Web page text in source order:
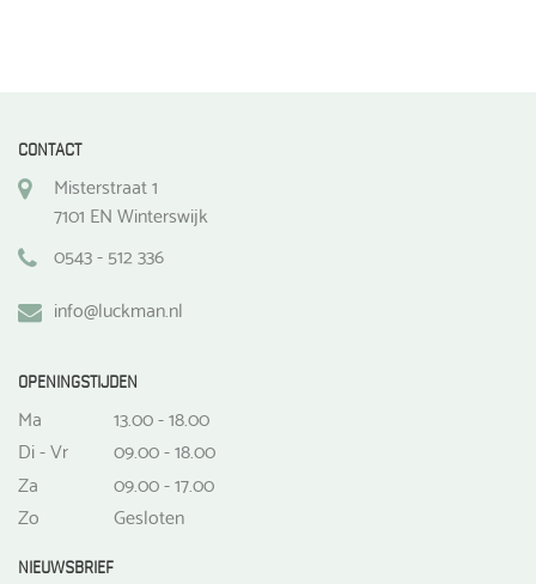
CONTACT
Misterstraat 1
7101 EN Winterswijk
0543 - 512 336
info@luckman.nl
OPENINGSTIJDEN
Ma
13.00 - 18.00
Di - Vr
09.00 - 18.00
Za
09.00 - 17.00
Zo
Gesloten
NIEUWSBRIEF